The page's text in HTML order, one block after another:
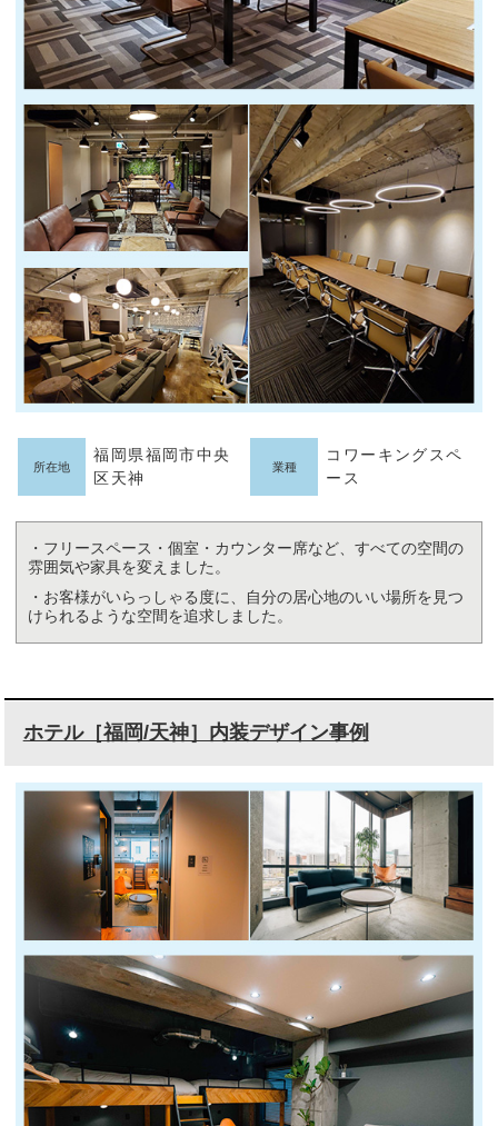
所在地
福岡県福岡市中央
区天神
業種
コワーキングスペ
ース
・フリースペース・個室・カウンター席など、すべての空間の
雰囲気や家具を変えました。
・お客様がいらっしゃる度に、自分の居心地のいい場所を見つ
けられるような空間を追求しました。
ホテル［福岡/天神］内装デザイン事例